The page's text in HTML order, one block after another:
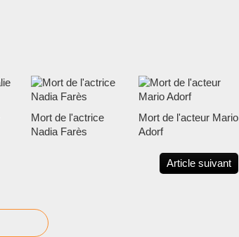
Mort de l'actrice
Nadia Farès
Mort de l'acteur Mario
Adorf
Article suivant